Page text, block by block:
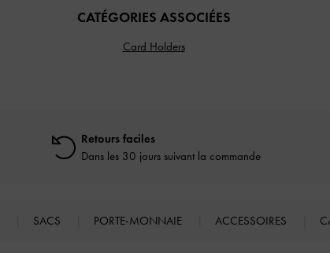
CATÉGORIES ASSOCIÉES
Card Holders
Retours faciles
Dans les 30 jours suivant la commande
SACS PORTE-MONNAIE ACCESSOIRES